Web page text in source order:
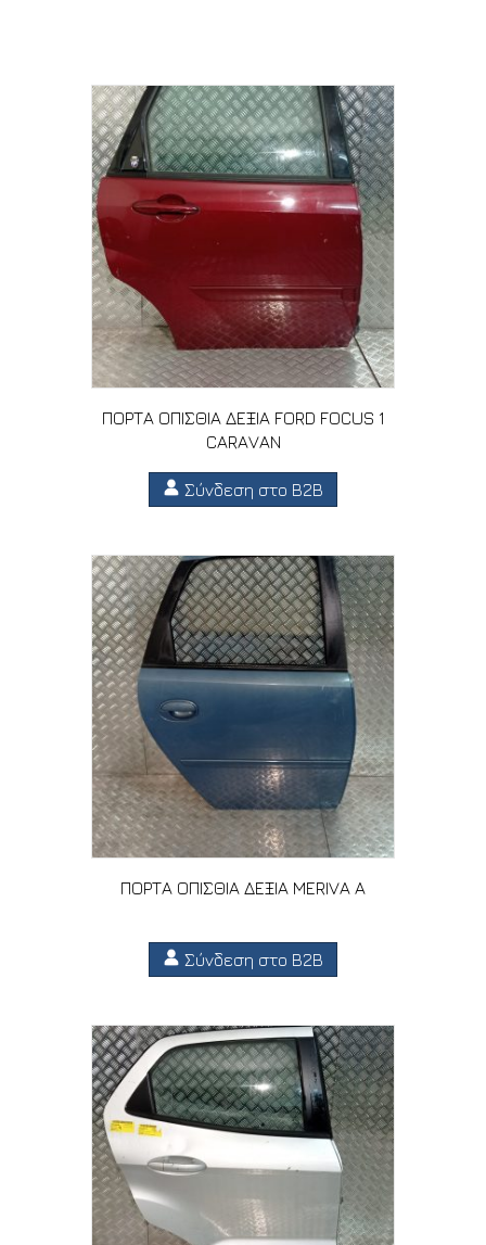
ΠΟΡΤΑ ΟΠΙΣΘΙΑ ΔΕΞΙΑ FORD FOCUS 1
CARAVAN
Σύνδεση στο B2B
ΠΟΡΤΑ ΟΠΙΣΘΙΑ ΔΕΞΙΑ MERIVA A
Σύνδεση στο B2B